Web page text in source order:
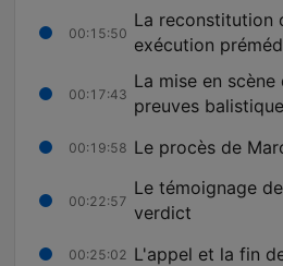
00:15:50
La reconstitution
exécution
00:17:43
La mise en
preuves
00:19:58 Le procès de
00:22:57
Le témoignage
verdict
00:25:02 L'appel et la fin